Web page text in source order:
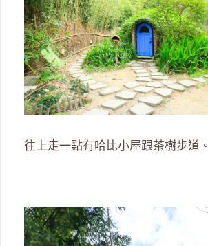
往上走一點有哈比小屋跟茶樹步道。